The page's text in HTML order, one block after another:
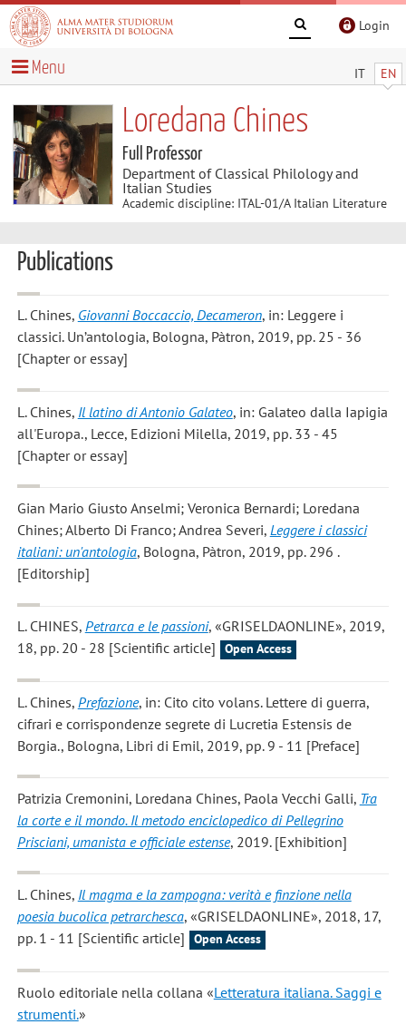
Login
IT EN
Menu
Loredana Chines
Full Professor
Department of Classical Philology and
Italian Studies
Academic discipline: ITAL-01/A Italian Literature
Publications
L. Chines, Giovanni Boccaccio, Decameron, in: Leggere i
classici. Un’antologia, Bologna, Pàtron, 2019, pp. 25 - 36
[Chapter or essay]
L. Chines, Il latino di Antonio Galateo, in: Galateo dalla Iapigia
all'Europa., Lecce, Edizioni Milella, 2019, pp. 33 - 45
[Chapter or essay]
Gian Mario Giusto Anselmi; Veronica Bernardi; Loredana
Chines; Alberto Di Franco; Andrea Severi, Leggere i classici
italiani: un'antologia, Bologna, Pàtron, 2019, pp. 296 .
[Editorship]
L. CHINES, Petrarca e le passioni, «GRISELDAONLINE», 2019,
18, pp. 20 - 28 [Scientific article]
Open Access
L. Chines, Prefazione, in: Cito cito volans. Lettere di guerra,
cifrari e corrispondenze segrete di Lucretia Estensis de
Borgia., Bologna, Libri di Emil, 2019, pp. 9 - 11 [Preface]
Patrizia Cremonini, Loredana Chines, Paola Vecchi Galli, Tra
la corte e il mondo. Il metodo enciclopedico di Pellegrino
Prisciani, umanista e officiale estense, 2019. [Exhibition]
L. Chines, Il magma e la zampogna: verità e finzione nella
poesia bucolica petrarchesca, «GRISELDAONLINE», 2018, 17,
pp. 1 - 11 [Scientific article]
Open Access
Ruolo editoriale nella collana «Letteratura italiana. Saggi e
strumenti.»